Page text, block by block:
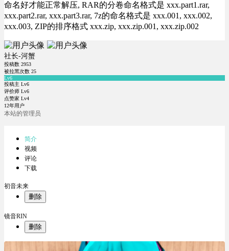
命名好才能正常解压, RAR的分卷命名格式是 xxx.part1.rar,
xxx.part2.rar, xxx.part3.rar, 7z的命名格式是 xxx.001, xxx.002,
xxx.003, ZIP的排序格式 xxx.zip, xxx.zip.001, xxx.zip.002
社长-河蟹
投稿数 2953
被拉黑次数 25
Lv6
投稿主 Lv6
评价师 Lv6
点赞家 Lv4
12年用户
本站的管理员
简介
视频
评论
下载
初音未来
删除
镜音RIN
删除